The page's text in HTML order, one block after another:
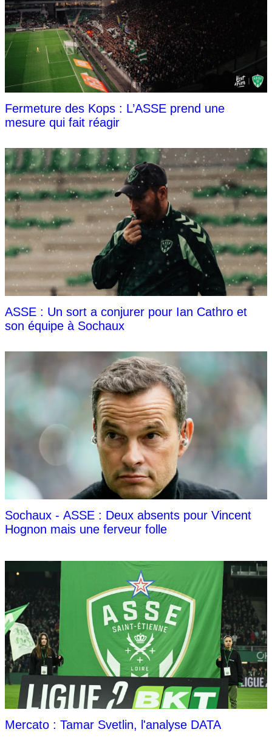
Fermeture des Kops : L’ASSE prend une
mesure qui fait réagir
ASSE : Un sort a conjurer pour Ian Cathro et
son équipe à Sochaux
Sochaux - ASSE : Deux absents pour Vincent
Hognon mais une ferveur folle
Mercato : Tamar Svetlin, l'analyse DATA